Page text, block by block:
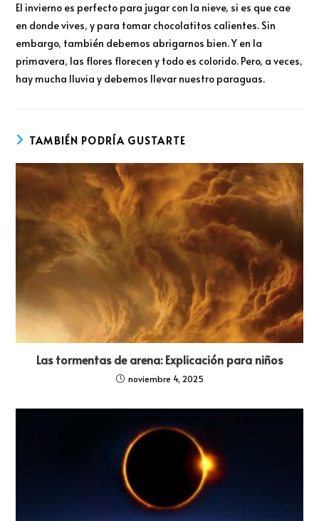
El invierno es perfecto para jugar con la nieve, si es que cae
en donde vives, y para tomar chocolatitos calientes. Sin
embargo, también debemos abrigarnos bien. Y en la
primavera, las flores florecen y todo es colorido. Pero, a veces,
hay mucha lluvia y debemos llevar nuestro paraguas.
TAMBIÉN PODRÍA GUSTARTE
Las tormentas de arena: Explicación para niños
noviembre 4, 2025